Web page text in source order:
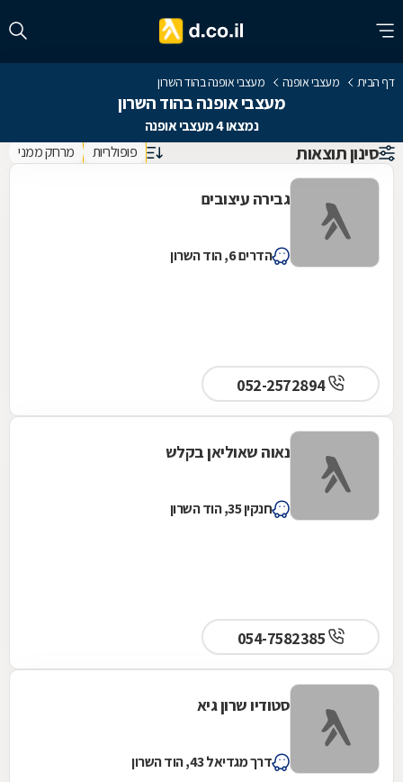
דף הבית מעצבי אופנה מעצבי אופנה בהוד השרון
מעצבי אופנה בהוד השרון
נמצאו 4 מעצבי אופנה
סינון תוצאות פופולריות מרחק ממני
גבירה עיצובים
הדרים 6, הוד השרון
052-2572894
נאוה שאוליאן בקלש
חנקין 35, הוד השרון
סטודיו שרון גיא
דרך מגדיאל 43, הוד השרון